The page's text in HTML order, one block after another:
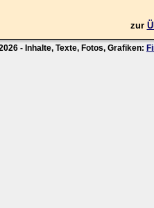
zur
- Inhalte, Texte, Fotos, Grafiken: